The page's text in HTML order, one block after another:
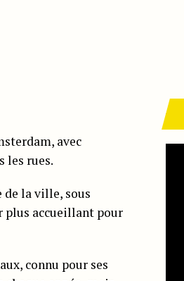
avec
les rues.
de la ville, sous
plus accueillant pour
connu pour ses